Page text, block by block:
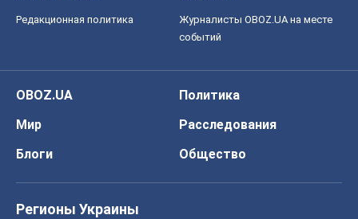
Редакционная политика
Журналисты OBOZ.UA на месте
событий
OBOZ.UA
Политика
Мир
Расследования
Блоги
Общество
Регионы Украины